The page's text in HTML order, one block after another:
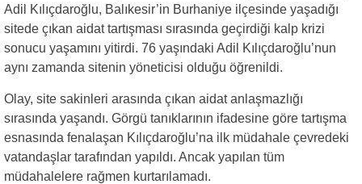
Adil Kılıçdaroğlu, Balıkesir’in Burhaniye ilçesinde yaşadığı
sitede çıkan aidat tartışması sırasında geçirdiği kalp krizi
sonucu yaşamını yitirdi. 76 yaşındaki Adil Kılıçdaroğlu’nun
aynı zamanda sitenin yöneticisi olduğu öğrenildi.
Olay, site sakinleri arasında çıkan aidat anlaşmazlığı
sırasında yaşandı. Görgü tanıklarının ifadesine göre tartışma
esnasında fenalaşan Kılıçdaroğlu’na ilk müdahale çevredeki
vatandaşlar tarafından yapıldı. Ancak yapılan tüm
müdahalelere rağmen kurtarılamadı.